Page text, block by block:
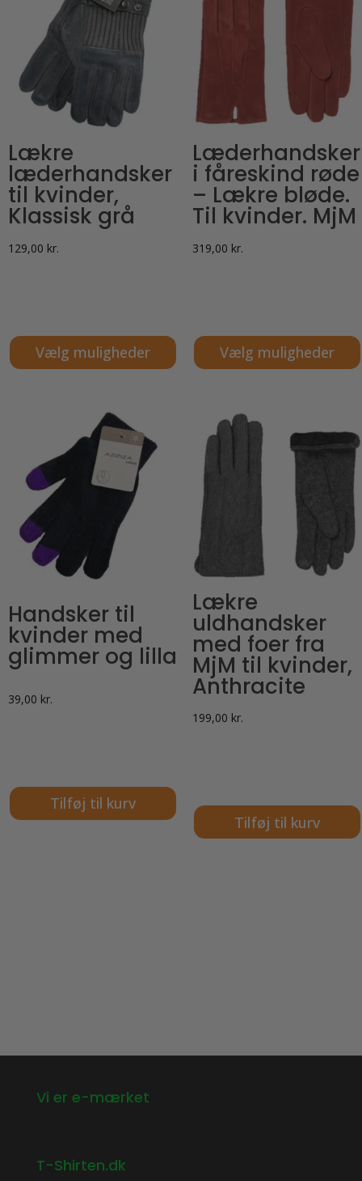
Lækre
læderhandsker
til kvinder,
Klassisk grå
129,00 kr.
Vælg muligheder
varianter.
Mulighederne
vælges
varesiden
Læderhandsker
i fåreskind røde
– Lækre bløde.
Til kvinder. MjM
319,00 kr.
Vælg muligheder
flere
varianter.
kan
vælges
på
varesiden
Handsker til
kvinder med
glimmer og lilla
39,00 kr.
Tilføj til kurv
Lækre
uldhandsker
med foer fra
MjM til kvinder,
Anthracite
199,00 kr.
Tilføj til kurv
Vi er e-mærket
T-Shirten.dk